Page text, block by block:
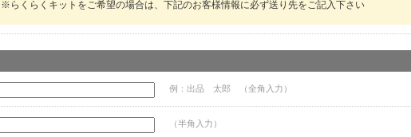
※らくらくキットをご希望の場合は、下記のお客様情報に必ず送り先をご記入下さい
例：出品 太郎 （全角入力）
（半角入力）